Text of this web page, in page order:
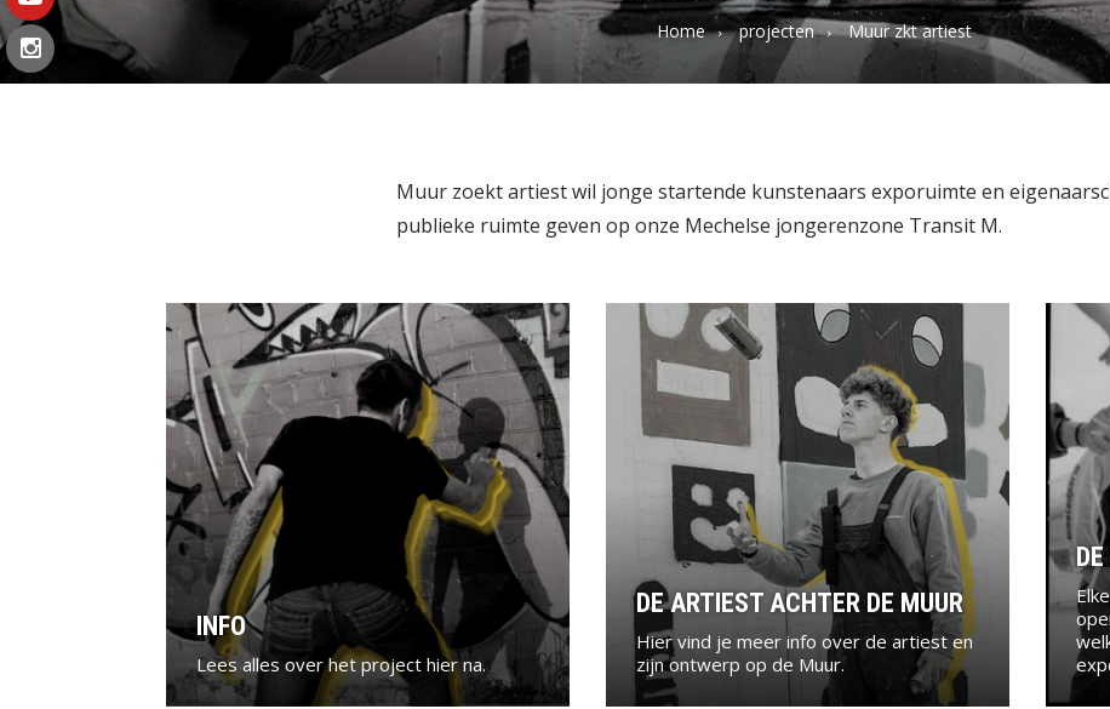
Home projecten Muur zkt artiest
youtube
instagram
Muur zoekt artiest wil jonge startende kunstenaars exporuimte en
publieke ruimte geven op onze Mechelse jongerenzone Transit M.
INFO
Lees alles over het project hier na.
DE ARTIEST ACHTER DE MUUR
Hier vind je meer info over de artiest en
zijn ontwerp op de Muur.